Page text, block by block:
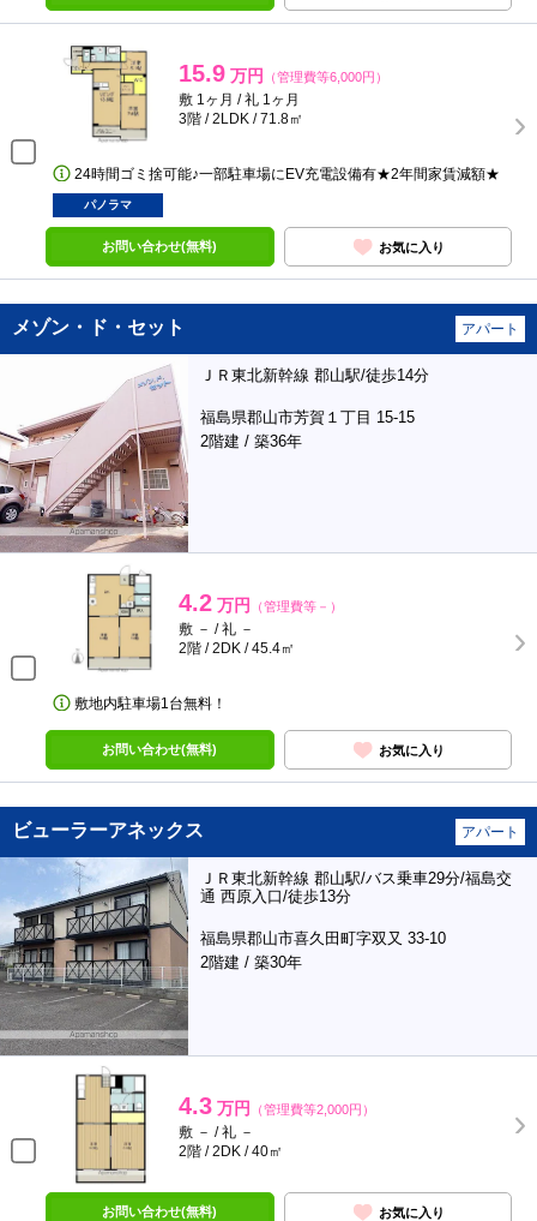
15.9 万円 （管理費等6,000円）
敷 1ヶ月 / 礼 1ヶ月
3階 / 2LDK / 71.8㎡
24時間ゴミ捨可能♪一部駐車場にEV充電設備有★2年間家賃減額★
パノラマ
お問い合わせ(無料) お気に入り
メゾン・ド・セット アパート
ＪＲ東北新幹線 郡山駅/徒歩14分
福島県郡山市芳賀１丁目 15-15
2階建 / 築36年
4.2 万円 （管理費等－）
敷 － / 礼 －
2階 / 2DK / 45.4㎡
敷地内駐車場1台無料！
お問い合わせ(無料) お気に入り
ビューラーアネックス アパート
ＪＲ東北新幹線 郡山駅/バス乗車29分/福島交
通 西原入口/徒歩13分
福島県郡山市喜久田町字双又 33-10
2階建 / 築30年
4.3 万円 （管理費等2,000円）
敷 － / 礼 －
2階 / 2DK / 40㎡
お問い合わせ(無料) お気に入り